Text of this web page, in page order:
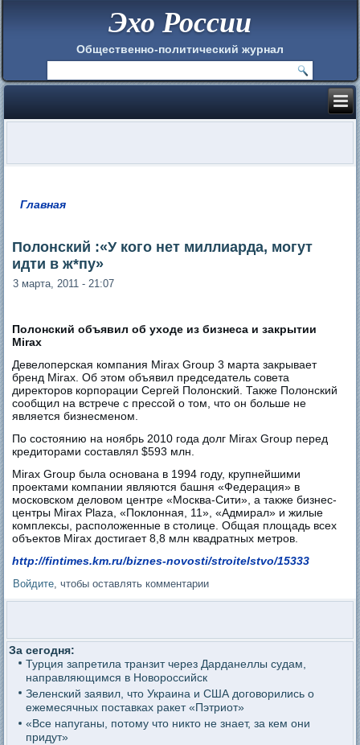
Эхо России
Общественно-политический журнал
Главная
Полонский :«У кого нет миллиарда, могут
идти в ж*пу»
3 марта, 2011 - 21:07
Полонский объявил об уходе из бизнеса и закрытии
Mirax
Девелоперская компания Mirax Group 3 марта закрывает
бренд Mirax. Об этом объявил председатель совета
директоров корпорации Сергей Полонский. Также Полонский
сообщил на встрече с прессой о том, что он больше не
является бизнесменом.
По состоянию на ноябрь 2010 года долг Mirax Group перед
кредиторами составлял $593 млн.
Mirax Group была основана в 1994 году, крупнейшими
проектами компании являются башня «Федерация» в
московском деловом центре «Москва-Сити», а также бизнес-
центры Mirax Plaza, «Поклонная, 11», «Адмирал» и жилые
комплексы, расположенные в столице. Общая площадь всех
объектов Mirax достигает 8,8 млн квадратных метров.
http://fintimes.km.ru/biznes-novosti/stroitelstvo/15333
Войдите , чтобы оставлять комментарии
За сегодня:
Турция запретила транзит через Дарданеллы судам,
направляющимся в Новороссийск
Зеленский заявил, что Украина и США договорились о
ежемесячных поставках ракет «Пэтриот»
«Все напуганы, потому что никто не знает, за кем они
придут»